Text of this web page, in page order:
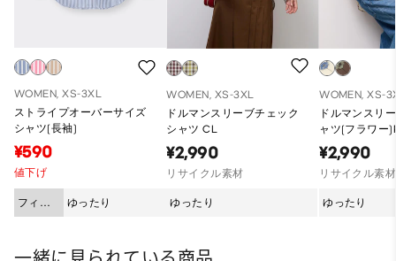
WOMEN, XS-3XL
ストライプオーバーサイズ
シャツ(長袖)
¥590
値下げ
フィッ
ト
ゆったり
WOMEN, XS-3XL
ドルマンスリーブチェック
シャツ CL
¥2,990
リサイクル素材
ゆったり
WOMEN, XS-
ドルマンスリ
ャツ(フラワー
¥2,990
リサイクル素材
ゆったり